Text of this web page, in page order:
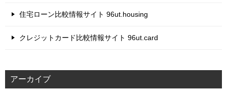
住宅ローン比較情報サイト 96ut.housing
クレジットカード比較情報サイト 96ut.card
アーカイブ